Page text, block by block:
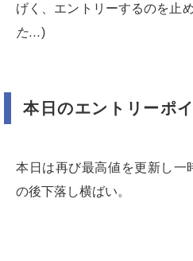
げく、エントリーするのを止
た…)
本日のエントリーポ
本日は再び最高値を更新し一
の後下落し横ばい。